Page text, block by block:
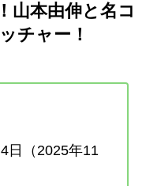
山本由伸と名コ
チャー！
日（2025年11